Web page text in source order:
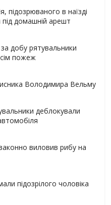
підозрюваного в наїзді
під домашній арешт
добу рятувальники
пожеж
Володимира Вельму
деблокували
виловив рибу на
підозрілого чоловіка